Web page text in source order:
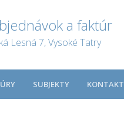
a faktúr
Lesná 7, Vysoké Tatry
SUBJEKTY KONTAKT